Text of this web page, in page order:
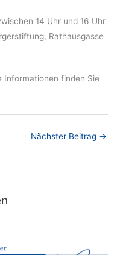
14 Uhr und 16 Uhr
Rathausgasse
Informationen finden Sie
Nächster Beitrag →